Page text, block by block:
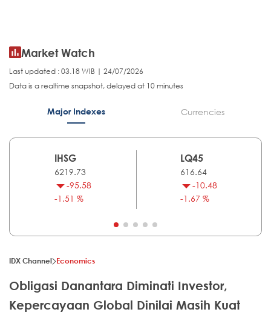
Market Watch
Last updated : 03.18 WIB | 24/07/2026
Data is a realtime snapshot, delayed at 10 minutes
Major Indexes Currencies
IHSG
6219.73
-95.58
-1.51 %
LQ45
616.64
-10.48
-1.67 %
IDX Channel Economics
Obligasi Danantara Diminati Investor,
Kepercayaan Global Dinilai Masih Kuat